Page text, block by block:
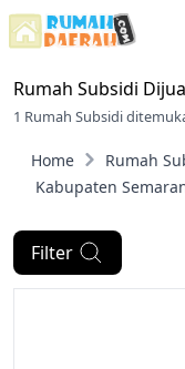
Rumah Subsidi
1 Rumah Subsidi
Home Rumah
Kabupaten
Filter